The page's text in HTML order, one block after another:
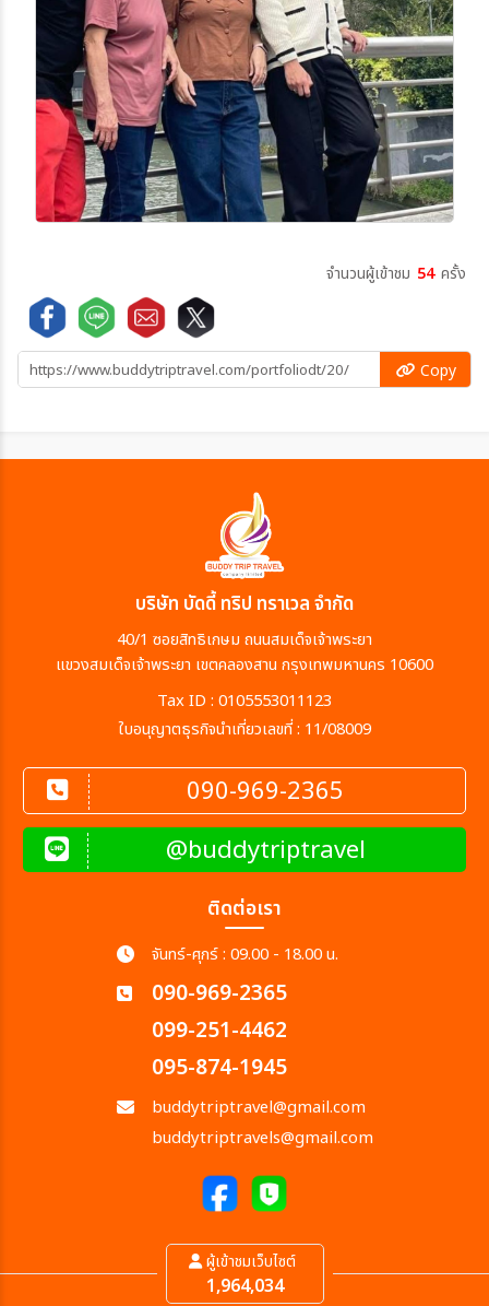
จำนวนผู้เข้าชม 54 ครั้ง
Copy
บริษัท บัดดี้ ทริป ทราเวล จำกัด
40/1 ซอยสิทธิเกษม ถนนสมเด็จเจ้าพระยา
แขวงสมเด็จเจ้าพระยา เขตคลองสาน กรุงเทพมหานคร 10600
Tax ID : 0105553011123
ใบอนุญาตธุรกิจนำเที่ยวเลขที่ : 11/08009
090-969-2365
@buddytriptravel
ติดต่อเรา
จันทร์-ศุกร์ : 09.00 - 18.00 น.
090-969-2365
099-251-4462
095-874-1945
buddytriptravel@gmail.com
buddytriptravels@gmail.com
ผู้เข้าชมเว็บไซต์
1,964,034